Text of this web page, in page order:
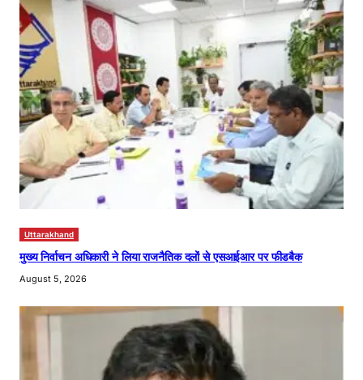
Uttarakhand
मुख्य निर्वाचन अधिकारी ने लिया राजनैतिक दलों से एसआईआर पर फीडबैक
August 5, 2026